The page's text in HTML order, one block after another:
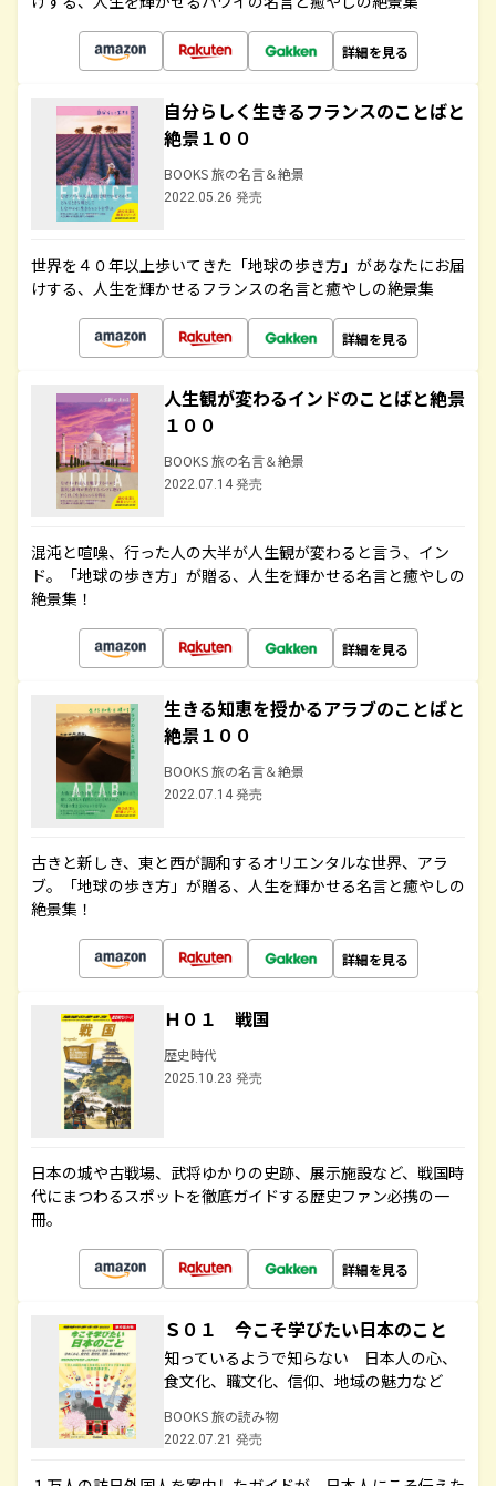
詳細を見る
自分らしく生きるフランスのことばと
絶景１００
BOOKS 旅の名言＆絶景
2022.05.26 発売
世界を４０年以上歩いてきた「地球の歩き方」があなたにお届
けする、人生を輝かせるフランスの名言と癒やしの絶景集
詳細を見る
人生観が変わるインドのことばと絶景
１００
BOOKS 旅の名言＆絶景
2022.07.14 発売
混沌と喧噪、行った人の大半が人生観が変わると言う、イン
ド。「地球の歩き方」が贈る、人生を輝かせる名言と癒やしの
絶景集！
詳細を見る
生きる知恵を授かるアラブのことばと
絶景１００
BOOKS 旅の名言＆絶景
2022.07.14 発売
古きと新しき、東と西が調和するオリエンタルな世界、アラ
ブ。「地球の歩き方」が贈る、人生を輝かせる名言と癒やしの
絶景集！
詳細を見る
Ｈ０１ 戦国
歴史時代
2025.10.23 発売
日本の城や古戦場、武将ゆかりの史跡、展示施設など、戦国時
代にまつわるスポットを徹底ガイドする歴史ファン必携の一
冊。
詳細を見る
Ｓ０１ 今こそ学びたい日本のこと
知っているようで知らない 日本人の心、
食文化、職文化、信仰、地域の魅力など
BOOKS 旅の読み物
2022.07.21 発売